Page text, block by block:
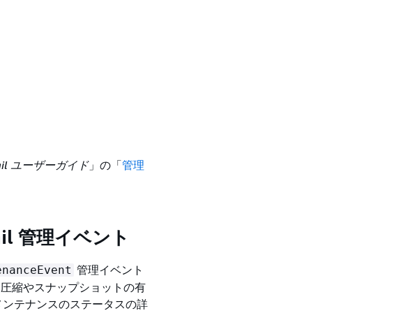
ユーザーガイド」の「管理
管理イベント
管理イベント
縮やスナップショットの有
テナンスのステータスの詳